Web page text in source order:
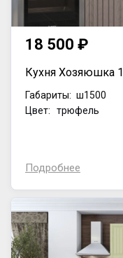
18 500 ₽
Кухня Хозяюшка
Габариты: ш1500
Цвет: трюфель
Подробнее